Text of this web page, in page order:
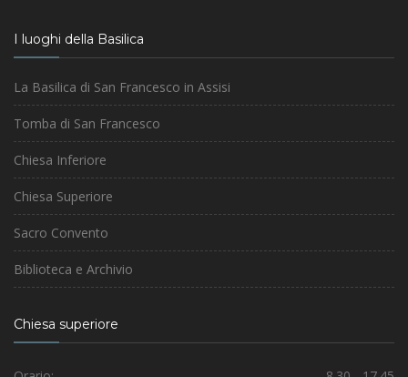
I luoghi della Basilica
La Basilica di San Francesco in Assisi
Tomba di San Francesco
Chiesa Inferiore
Chiesa Superiore
Sacro Convento
Biblioteca e Archivio
Chiesa superiore